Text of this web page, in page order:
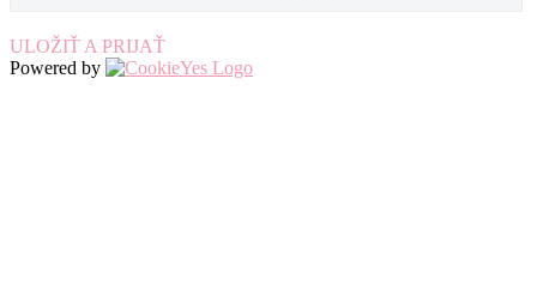
ULOŽIŤ A PRIJAŤ
Powered by